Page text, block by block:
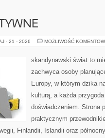
- 21 - 2026 MOŻLIWOŚĆ
skandynawski świat to
zachwyca osoby
Europy, w którym dzika
kulturą, a każda
doświadczeniem. Strona
praktycznym
Finlandii, Islandii oraz